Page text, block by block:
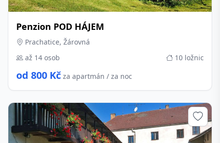
Penzion POD HÁJEM
Prachatice, Žárovná
až 14 osob
10 ložnic
od 800 Kč za apartmán / za noc